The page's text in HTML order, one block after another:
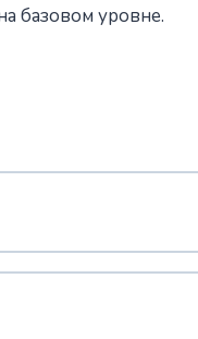
базовом уровне.